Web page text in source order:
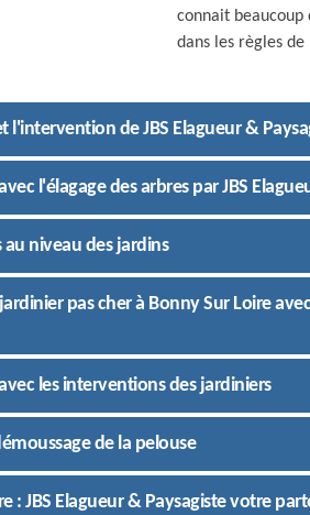
connait
dans les règles
l'intervention de JBS Elagueur &
l'élagage des arbres par JBS
niveau des jardins
pas cher à Bonny Sur Loire
les interventions des jardiniers
de la pelouse
: JBS Elagueur & Paysagiste votre